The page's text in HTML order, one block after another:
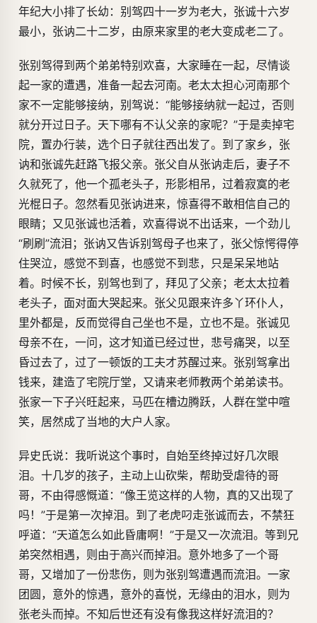
年纪大小排了长幼：别驾四十一岁为老大，张诚十六岁
最小，张讷二十二岁，由原来家里的老大变成老二了。
张别驾得到两个弟弟特别欢喜，大家睡在一起，尽情谈
起一家的遭遇，准备一起去河南。老太太担心河南那个
家不一定能够接纳，别驾说：“能够接纳就一起过，否则
就分开过日子。天下哪有不认父亲的家呢？”于是卖掉宅
院，置办行装，选个日子就往西出发了。到了家乡，张
讷和张诚先赶路飞报父亲。张父自从张讷走后，妻子不
久就死了，他一个孤老头子，形影相吊，过着寂寞的老
光棍日子。忽然看见张讷进来，惊喜得不敢相信自己的
眼睛；又见张诚也活着，欢喜得说不出话来，一个劲儿
“刷刷”流泪；张讷又告诉别驾母子也来了，张父惊愕得停
住哭泣，感觉不到喜，也感觉不到悲，只是呆呆地站
着。时候不长，别驾也到了，拜见了父亲；老太太拉着
老头子，面对面大哭起来。张父见跟来许多丫环仆人，
里外都是，反而觉得自己坐也不是，立也不是。张诚见
母亲不在，一问，这才知道已经过世，悲号痛哭，以至
昏过去了，过了一顿饭的工夫才苏醒过来。张别驾拿出
钱来，建造了宅院厅堂，又请来老师教两个弟弟读书。
张家一下子兴旺起来，马匹在槽边腾跃，人群在堂中喧
笑，居然成了当地的大户人家。
异史氏说：我听说这个事时，自始至终掉过好几次眼
泪。十几岁的孩子，主动上山砍柴，帮助受虐待的哥
哥，不由得感慨道：“像王览这样的人物，真的又出现了
吗！”于是第一次掉泪。到了老虎叼走张诚而去，不禁狂
呼道：“天道怎么如此昏庸啊！”于是又一次流泪。等到兄
弟突然相遇，则由于高兴而掉泪。意外地多了一个哥
哥，又增加了一份悲伤，则为张别驾遭遇而流泪。一家
团圆，意外的惊遇，意外的喜悦，无缘由的泪水，则为
张老头而掉。不知后世还有没有像我这样好流泪的？